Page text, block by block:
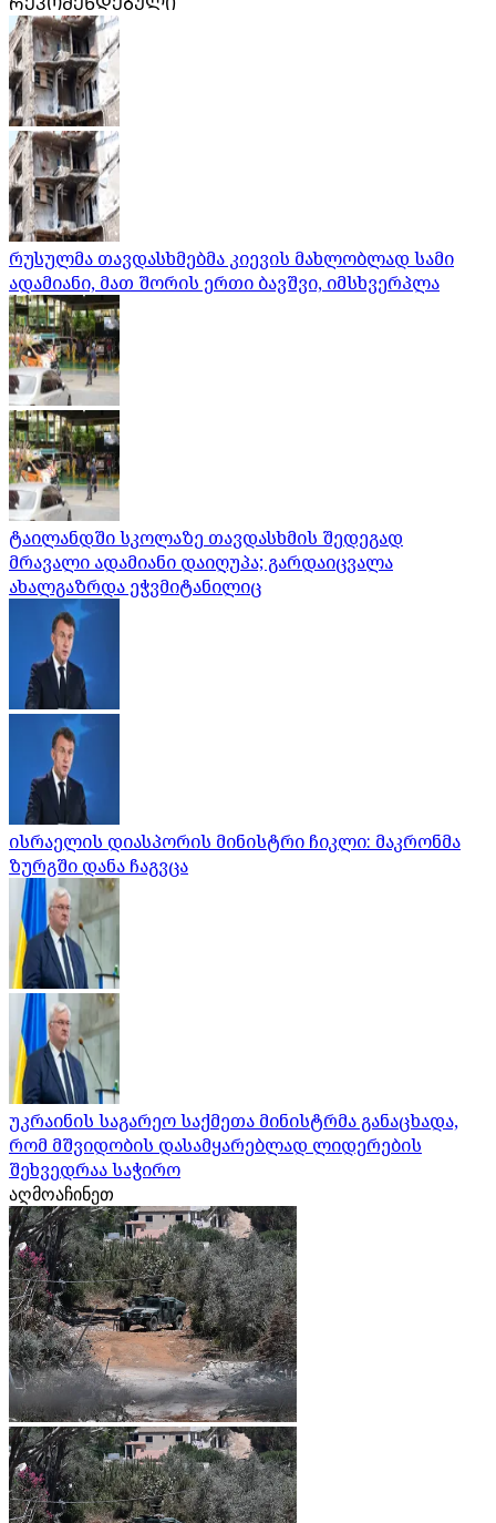
რუსულმა თავდასხმებმა კიევის მახლობლად სამი
ადამიანი, მათ შორის ერთი ბავშვი, იმსხვერპლა
ტაილანდში სკოლაზე თავდასხმის შედეგად
მრავალი ადამიანი დაიღუპა; გარდაიცვალა
ახალგაზრდა ეჭვმიტანილიც
ისრაელის დიასპორის მინისტრი ჩიკლი: მაკრონმა
ზურგში დანა ჩაგვცა
უკრაინის საგარეო საქმეთა მინისტრმა განაცხადა,
რომ მშვიდობის დასამყარებლად ლიდერების
შეხვედრაა საჭირო
აღმოაჩინეთ